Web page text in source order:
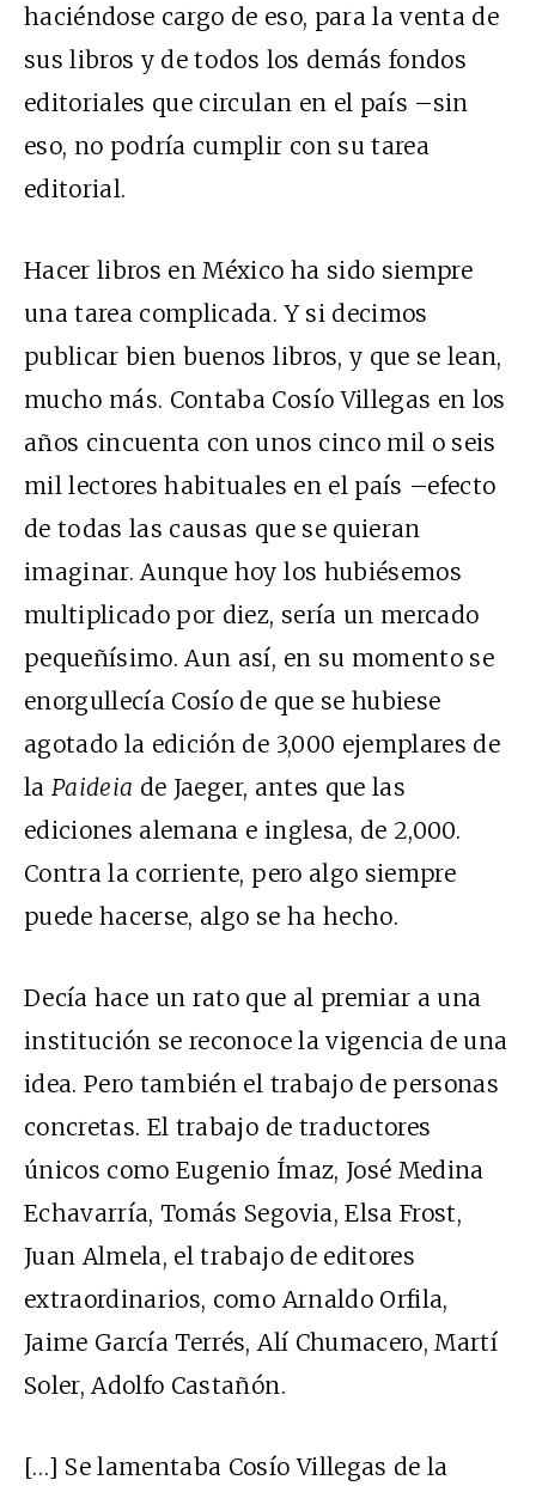
haciéndose cargo de eso, para la venta de
sus libros y de todos los demás fondos
editoriales que circulan en el país –sin
eso, no podría cumplir con su tarea
editorial.
Hacer libros en México ha sido siempre
una tarea complicada. Y si decimos
publicar bien buenos libros, y que se lean,
mucho más. Contaba Cosío Villegas en los
años cincuenta con unos cinco mil o seis
mil lectores habituales en el país –efecto
de todas las causas que se quieran
imaginar. Aunque hoy los hubiésemos
multiplicado por diez, sería un mercado
pequeñísimo. Aun así, en su momento se
enorgullecía Cosío de que se hubiese
agotado la edición de 3,000 ejemplares de
laPaideia de Jaeger, antes que las
ediciones alemana e inglesa, de 2,000.
Contra la corriente, pero algo siempre
puede hacerse, algo se ha hecho.
Decía hace un rato que al premiar a una
institución se reconoce la vigencia de una
idea. Pero también el trabajo de personas
concretas. El trabajo de traductores
únicos como Eugenio Ímaz, José Medina
Echavarría, Tomás Segovia, Elsa Frost,
Juan Almela, el trabajo de editores
extraordinarios, como Arnaldo Orfila,
Jaime García Terrés, Alí Chumacero, Martí
Soler, Adolfo Castañón.
[…] Se lamentaba Cosío Villegas de la